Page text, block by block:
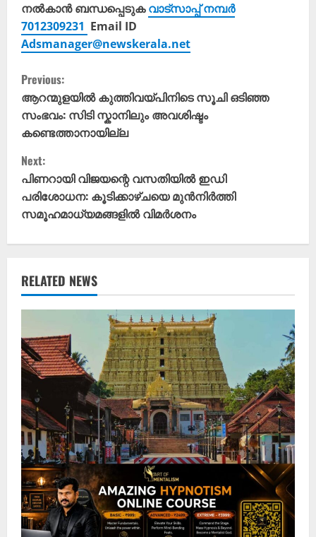
നൽകാൻ ബന്ധപ്പെടുകവാട്സാപ്പ് നമ്പർ
7012309231 Email ID
Adsmanager@newskerala.net
C
o
n
t
i
n
u
e
R
e
a
d
i
n
g
Previous:
ആറന്മുളയിൽ കുത്തിവയ്പിനിടെ സൂചി ഒടിഞ്ഞ
സംഭവം: സിടി സ്കാനിലും അവശിഷ്ടം
കണ്ടെത്താനായില്ല
Next:
പിണറായി വിജയന്റെ വസതിയിൽ ഇഡി
പരിശോധന: കൂടിക്കാഴ്ചയെ മുൻനിർത്തി
സമൂഹമാധ്യമങ്ങളിൽ വിമർശനം
RELATED NEWS